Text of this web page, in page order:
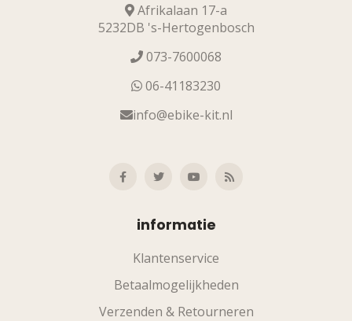
Afrikalaan 17-a
5232DB 's-Hertogenbosch
073-7600068
06-41183230
info@ebike-kit.nl
informatie
Klantenservice
Betaalmogelijkheden
Verzenden & Retourneren